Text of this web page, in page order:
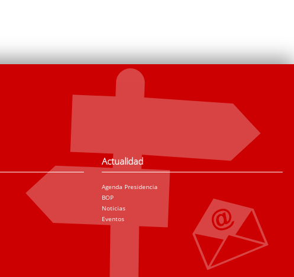
Actualidad
Agenda Presidencia
BOP
Noticias
Eventos